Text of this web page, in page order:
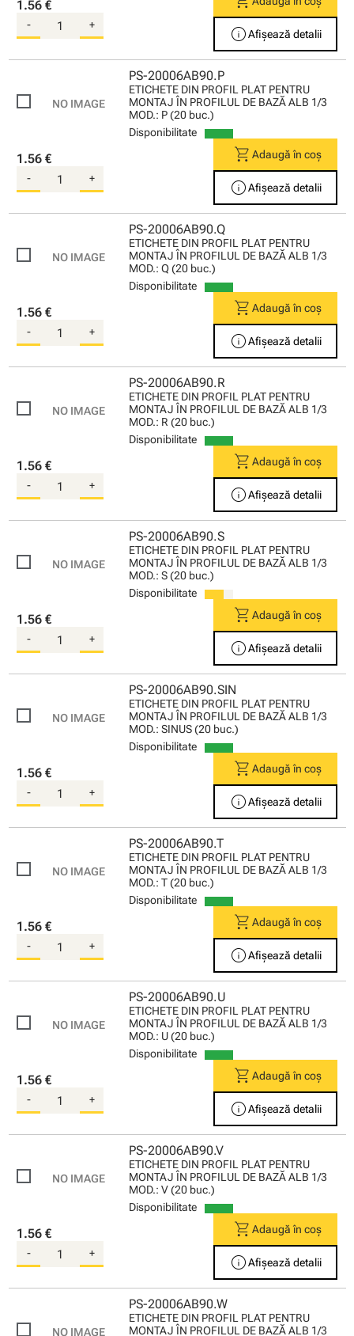
1.56 €
- + infoAfișează detalii
PS-20006AB90.P
ETICHETE DIN PROFIL PLAT PENTRU
MONTAJ ÎN PROFILUL DE BAZĂ ALB 1/3
MOD.: P (20 buc.)
Disponibilitate
1.56 €
- +
shopping_cartAdaugă în coș
infoAfișează detalii
PS-20006AB90.Q
ETICHETE DIN PROFIL PLAT PENTRU
MONTAJ ÎN PROFILUL DE BAZĂ ALB 1/3
MOD.: Q (20 buc.)
Disponibilitate
1.56 €
- +
shopping_cartAdaugă în coș
infoAfișează detalii
PS-20006AB90.R
ETICHETE DIN PROFIL PLAT PENTRU
MONTAJ ÎN PROFILUL DE BAZĂ ALB 1/3
MOD.: R (20 buc.)
Disponibilitate
1.56 €
- +
shopping_cartAdaugă în coș
infoAfișează detalii
PS-20006AB90.S
ETICHETE DIN PROFIL PLAT PENTRU
MONTAJ ÎN PROFILUL DE BAZĂ ALB 1/3
MOD.: S (20 buc.)
Disponibilitate
1.56 €
- +
shopping_cartAdaugă în coș
infoAfișează detalii
PS-20006AB90.SIN
ETICHETE DIN PROFIL PLAT PENTRU
MONTAJ ÎN PROFILUL DE BAZĂ ALB 1/3
MOD.: SINUS (20 buc.)
Disponibilitate
1.56 €
- +
shopping_cartAdaugă în coș
infoAfișează detalii
PS-20006AB90.T
ETICHETE DIN PROFIL PLAT PENTRU
MONTAJ ÎN PROFILUL DE BAZĂ ALB 1/3
MOD.: T (20 buc.)
Disponibilitate
1.56 €
- +
shopping_cartAdaugă în coș
infoAfișează detalii
PS-20006AB90.U
ETICHETE DIN PROFIL PLAT PENTRU
MONTAJ ÎN PROFILUL DE BAZĂ ALB 1/3
MOD.: U (20 buc.)
Disponibilitate
1.56 €
- +
shopping_cartAdaugă în coș
infoAfișează detalii
PS-20006AB90.V
ETICHETE DIN PROFIL PLAT PENTRU
MONTAJ ÎN PROFILUL DE BAZĂ ALB 1/3
MOD.: V (20 buc.)
Disponibilitate
1.56 €
- +
shopping_cartAdaugă în coș
infoAfișează detalii
PS-20006AB90.W
ETICHETE DIN PROFIL PLAT PENTRU
MONTAJ ÎN PROFILUL DE BAZĂ ALB 1/3